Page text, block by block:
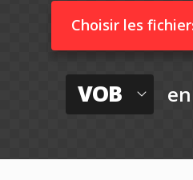
Choisir les
VOB en